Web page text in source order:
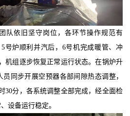
队依旧坚守岗位，各环节操作规范有
5号炉顺利并汽后，6号机完成暖管、冲
机组逐步恢复正常运行状态。在锅炉升
同步开展空预器各部间隙热态调整，
30分，各系统调整全部完成，经全面检
设备运行稳定。